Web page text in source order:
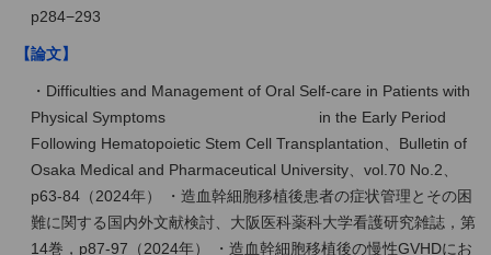
p284−293
【論文】
・Difficulties and Management of Oral Self-care in Patients with
Physical Symptoms in the Early Period
Following Hematopoietic Stem Cell Transplantation、Bulletin of
Osaka Medical and Pharmaceutical University、vol.70 No.2、
p63-84（2024年） ・造血幹細胞移植後患者の症状管理とその困
難に関する国内外文献検討、大阪医科薬科大学看護研究雑誌，第
14巻，p87-97（2024年） ・造血幹細胞移植後の慢性GVHDにお